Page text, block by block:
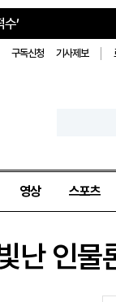
’
구독신청 기사제보
영상 스포츠
난 인물